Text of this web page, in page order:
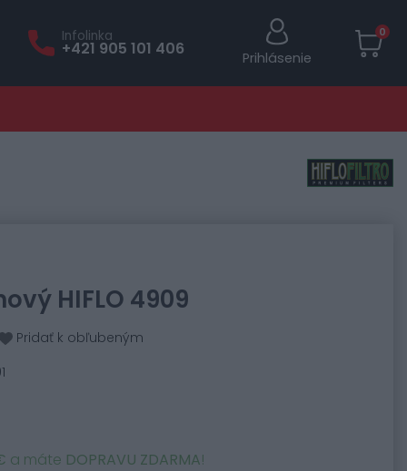
Infolinka
+421 905 101 406 Prihlásenie
0
HIFLO 4909
Pridať k obľubeným
a máte DOPRAVU ZDARMA!